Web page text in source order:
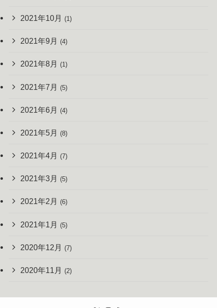
2021年10月 (1)
2021年9月 (4)
2021年8月 (1)
2021年7月 (5)
2021年6月 (4)
2021年5月 (8)
2021年4月 (7)
2021年3月 (5)
2021年2月 (6)
2021年1月 (5)
2020年12月 (7)
2020年11月 (2)